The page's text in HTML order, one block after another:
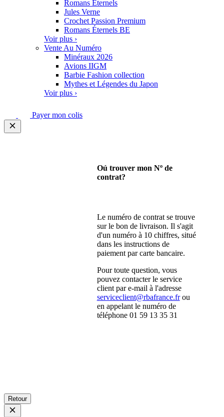
Romans Eternels
Jules Verne
Crochet Passion Premium
Romans Éternels BE
Voir plus ›
Vente Au Numéro
Minéraux 2026
Avions IIGM
Barbie Fashion collection
Mythes et Légendes du Japon
Voir plus ›
Payer mon colis
Oú trouver mon Nº de
contrat?
Le numéro de contrat se trouve
sur le bon de livraison. Il s'agit
d'un numéro à 10 chiffres, situé
dans les instructions de
paiement par carte bancaire.
Pour toute question, vous
pouvez contacter le service
client par e-mail à l'adresse
serviceclient@rbafrance.frou
en appelant le numéro de
téléphone 01 59 13 35 31
Retour